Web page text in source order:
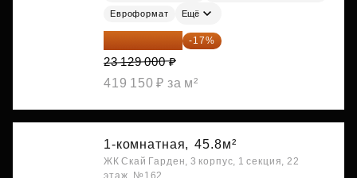
Евроформат Ещё
19 197 070 ₽ -17%
23 129 000 ₽
419 150 ₽ за м²
1-комнатная, 45.8м²
ЖК Скай Гарден, 3 корпус, 1 секция, 22
этаж, №162